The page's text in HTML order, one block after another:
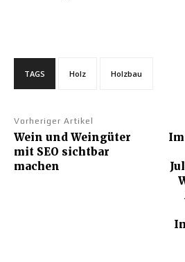
TAGS Holz Holzbau
Vorheriger Artikel
Wein und Weingüter
mit SEO sichtbar
machen